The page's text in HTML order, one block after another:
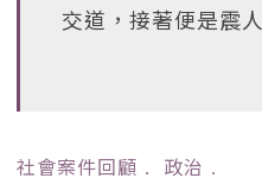
交道，接著便是震
社會案件回顧 ﹒ 政治 ﹒